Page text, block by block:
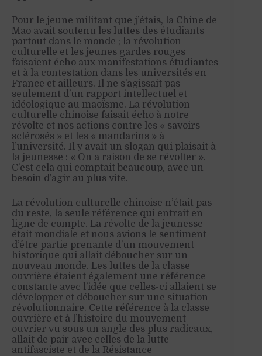
Pour le jeune militant que j’étais, la Chine de
Mao avait soutenu les luttes des étudiants
partout dans le monde ; la révolution
culturelle et les jeunes gardes rouges
faisaient écho aux manifestations étudiantes
et à la contestation dans les universités en
France et ailleurs. Il ne s’agissait pas
seulement d’un rapport intellectuel et
idéologique au maoïsme. La révolution
culturelle chinoise faisait écho à notre
révolte et nos actions contre les « savoirs
sclérosés » et les « mandarins » à
l’université. Il y avait un slogan qui plaisait à
la jeunesse : « On a raison de se révolter ».
C’est cela qui comptait beaucoup, avec un
besoin d’agir au plus vite.
La révolution culturelle chinoise n’était pas
du reste, la seule référence qui entrait en
ligne de compte. La révolte de la jeunesse
était mondiale et nous avions le sentiment
d’être partie prenante d’un mouvement
historique qui allait déboucher sur un
nouveau monde. Les luttes de la classe
ouvrière étaient également une référence
constante avec l’idée que celles-ci allaient se
développer et déboucher sur une situation
révolutionnaire. Cette référence à la classe
ouvrière et à l’histoire du mouvement
ouvrier vu sous un angle des plus radicaux,
allait de pair avec celles de la lutte
antifasciste et de la Résistance